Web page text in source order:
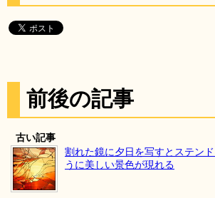
前後の記事
古い記事
割れた鏡に夕日を写すとステン
うに美しい景色が現れる